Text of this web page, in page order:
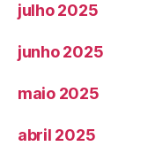
julho 2025
junho 2025
maio 2025
abril 2025